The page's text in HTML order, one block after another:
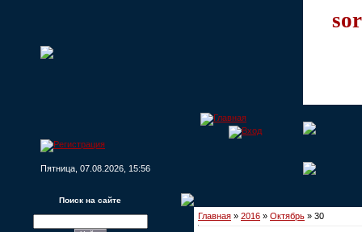
Пятница, 07.08.2026, 15:56
Поиск на сайте
Главная » 2016 » Октябрь » 30